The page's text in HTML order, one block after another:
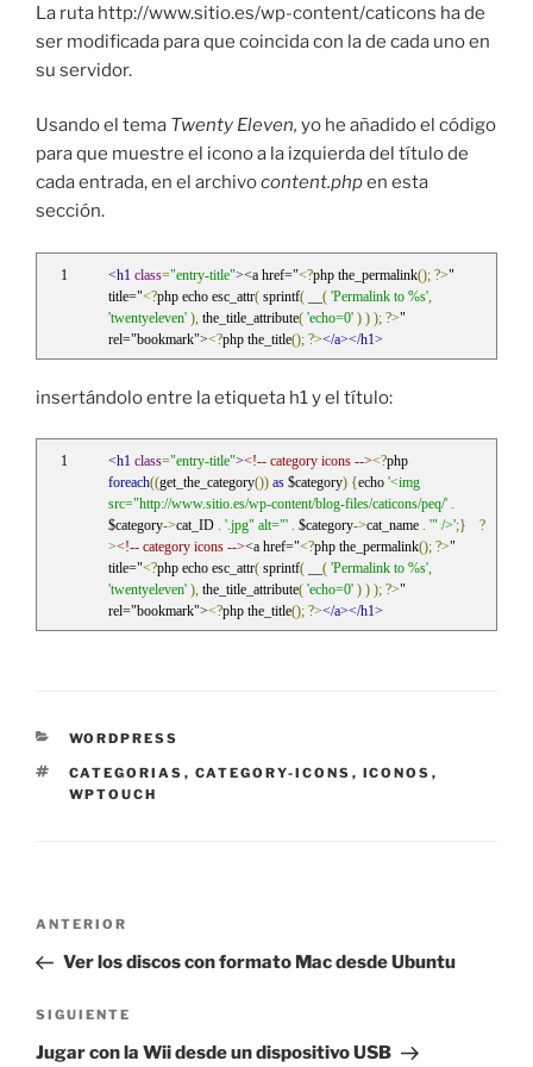
La ruta http://www.sitio.es/wp-content/caticons ha de
ser modificada para que coincida con la de cada uno en
su servidor.
Usando el tema Twenty Eleven, yo he añadido el código
para que muestre el icono a la izquierda del título de
cada entrada, en el archivocontent.phpen esta
sección.
<h1 class="entry-title"><a href="<?php the_permalink(); ?>"
title="<?php echo esc_attr( sprintf( ( 'Permalink to %s',
'twentyeleven' ), the_title_attribute( 'echo=0' ) ) ); ?>"
rel="bookmark"><?php the_title(); ?></a></h1>
insertándolo entre la etiqueta h1 y el título:
<h1 class="entry-title"><!-- category icons --><?
foreach((get_the_category()) as $category) {echo '<img
src="http://www.sitio.es/wp-content/blog-files/caticons/peq/' .
$category->cat_ID . '.jpg" alt="' . $category->cat_name . '" />';}
?
><!-- category icons --><a href="<?php the_permalink(); ?>"
title="<?php echo esc_attr( sprintf( ( 'Permalink to %s',
'twentyeleven' ), the_title_attribute( 'echo=0' ) ) ); ?>"
rel="bookmark"><?php the_title(); ?></a></h1>
CATEGORÍAS
WORDPRESS
ETIQUETAS
CATEGORIAS , CATEGORY-ICONS , ICONOS ,
WPTOUCH
Navegación
entradas
Entrada
anterior:
ANTERIOR
Ver los discos con formato Mac desde Ubuntu
Siguiente
entrada
SIGUIENTE
Jugar con la Wii desde un dispositivo USB